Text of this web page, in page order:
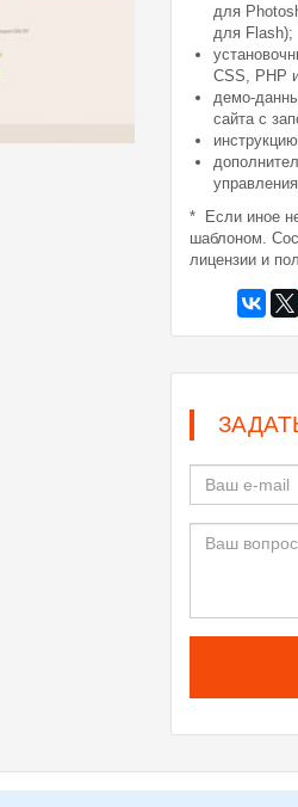
для
для Flash);
CSS, PHP
демо-
сайта с
* Если иное
шаблоном.
лицензии и